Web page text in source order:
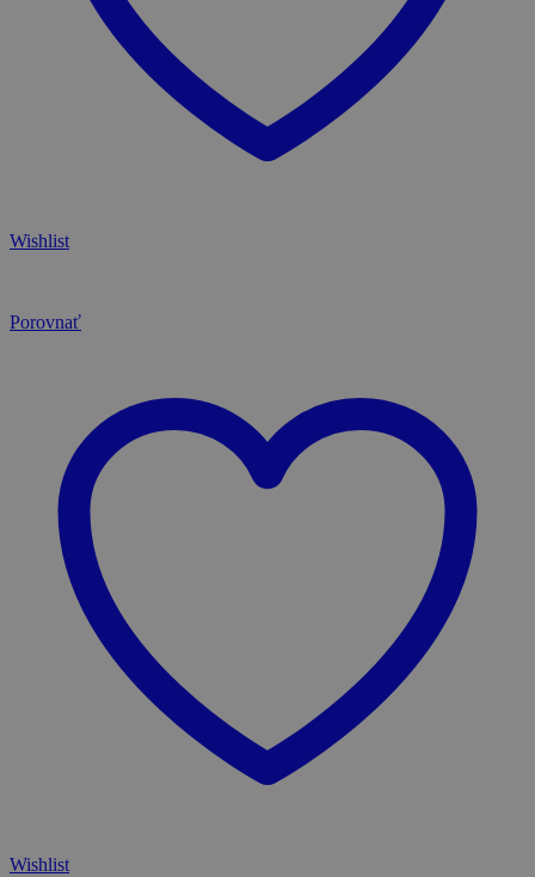
Wishlist
Porovnať
Wishlist